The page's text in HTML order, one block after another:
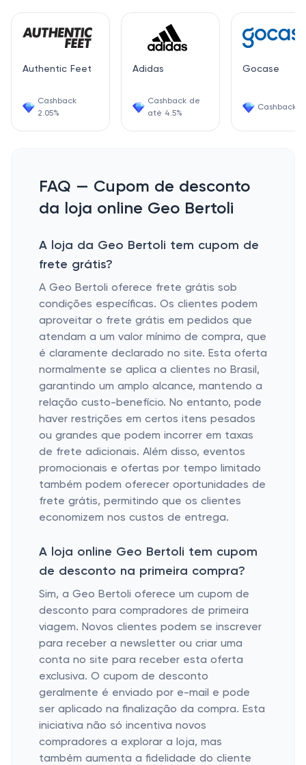
Authentic Feet
Cashback
2.05%
Adidas
Cashback de
até 4.5%
Gocase
Cashback
FAQ — Cupom de desconto
da loja online Geo Bertoli
A loja da Geo Bertoli tem cupom de
frete grátis?
A Geo Bertoli oferece frete grátis sob
condições específicas. Os clientes podem
aproveitar o frete grátis em pedidos que
atendam a um valor mínimo de compra, que
é claramente declarado no site. Esta oferta
normalmente se aplica a clientes no Brasil,
garantindo um amplo alcance, mantendo a
relação custo-benefício. No entanto, pode
haver restrições em certos itens pesados ​​
ou grandes que podem incorrer em taxas
de frete adicionais. Além disso, eventos
promocionais e ofertas por tempo limitado
também podem oferecer oportunidades de
frete grátis, permitindo que os clientes
economizem nos custos de entrega.
A loja online Geo Bertoli tem cupom
de desconto na primeira compra?
Sim, a Geo Bertoli oferece um cupom de
desconto para compradores de primeira
viagem. Novos clientes podem se inscrever
para receber a newsletter ou criar uma
conta no site para receber esta oferta
exclusiva. O cupom de desconto
geralmente é enviado por e-mail e pode
ser aplicado na finalização da compra. Esta
iniciativa não só incentiva novos
compradores a explorar a loja, mas
também aumenta a fidelidade do cliente